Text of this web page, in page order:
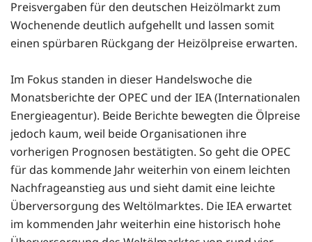
Preisvergaben für den deutschen Heizölmarkt zum
Wochenende deutlich aufgehellt und lassen somit
einen spürbaren Rückgang der Heizölpreise erwarten.
Im Fokus standen in dieser Handelswoche die
Monatsberichte der OPEC und der IEA (Internationalen
Energieagentur). Beide Berichte bewegten die Ölpreise
jedoch kaum, weil beide Organisationen ihre
vorherigen Prognosen bestätigten. So geht die OPEC
für das kommende Jahr weiterhin von einem leichten
Nachfrageanstieg aus und sieht damit eine leichte
Überversorgung des Weltölmarktes. Die IEA erwartet
im kommenden Jahr weiterhin eine historisch hohe